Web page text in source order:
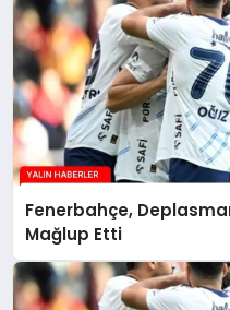
Fenerbahçe,
Mağlup Etti